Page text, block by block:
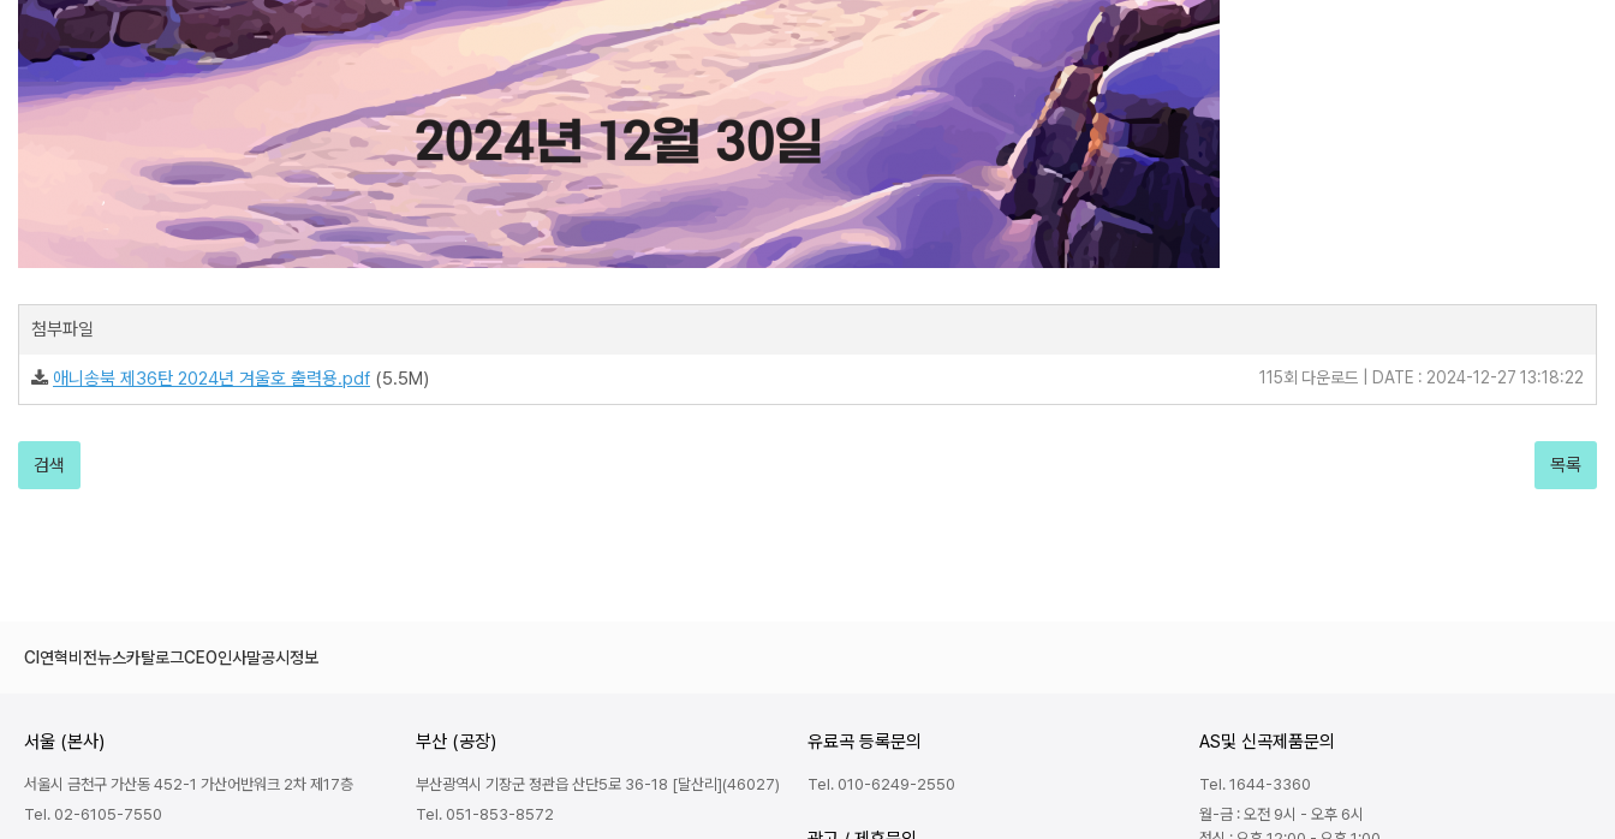
첨부파일
애니송북 제36탄 2024년 겨울호 출력용.pdf (5.5M) 115회 다운로드 | DATE : 2024-12-27 13:18:22
검색 목록
CI연혁비전뉴스카탈로그CEO인사말공시정보
서울 (본사)
서울시 금천구 가산동 452-1 가산어반워크 2차 제17층
Tel. 02-6105-7550
부산 (공장)
부산광역시 기장군 정관읍 산단5로 36-18 [달산리](46027)
Tel. 051-853-8572
유료곡 등록문의
Tel. 010-6249-2550
AS및 신곡제품문의
Tel. 1644-3360
월-금 : 오전 9시 - 오후 6시